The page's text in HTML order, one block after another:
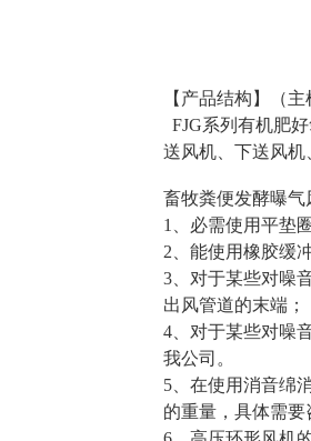
【产品结构】（
FJG系列有机肥
送风机、下送风
畜牧粪便发酵曝气
1、必需使用平垫
2、能使用橡胶缓
3、对于某些对噪
出风管道的末端；
4、对于某些对噪
我公司。
5、在使用消音绵
的重量，具体需